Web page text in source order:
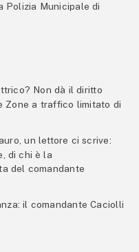
Polizia Municipale di
Non dà il diritto
Zone a traffico limitato di
un lettore ci scrive:
di chi è la
del comandante
il comandante Caciolli